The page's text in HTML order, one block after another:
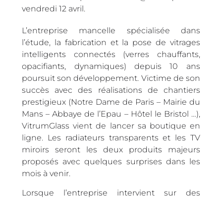
vendredi 12 avril.
L’entreprise mancelle spécialisée dans
l’étude, la fabrication et la pose de vitrages
intelligents connectés (verres chauffants,
opacifiants, dynamiques) depuis 10 ans
poursuit son développement. Victime de son
succès avec des réalisations de chantiers
prestigieux (Notre Dame de Paris – Mairie du
Mans – Abbaye de l’Epau – Hôtel le Bristol …),
VitrumGlass vient de lancer sa boutique en
ligne. Les radiateurs transparents et les TV
miroirs seront les deux produits majeurs
proposés avec quelques surprises dans les
mois à venir.
Lorsque l’entreprise intervient sur des